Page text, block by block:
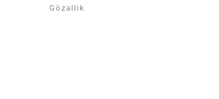
Gözəllik